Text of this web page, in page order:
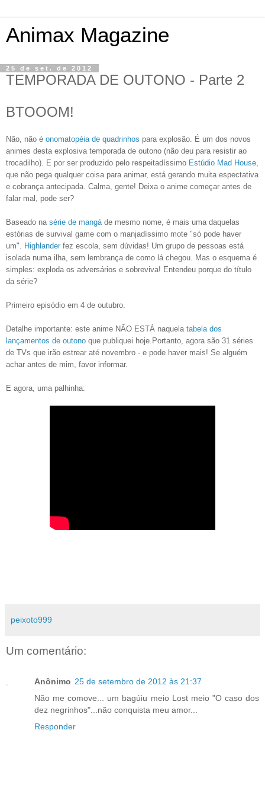
Animax Magazine
25 de set. de 2012
TEMPORADA DE OUTONO - Parte 2
BTOOOM!
Não, não é onomatopéia de quadrinhos para explosão . É um dos novos
animes desta explosiva temporada de outono (não deu para resistir ao
trocadilho). E por ser produzido pelo respeitadíssimo Estúdio Mad House
que não pega qualquer coisa para animar, está gerando muita espectativa
e cobrança antecipada. Calma, gente! Deixa o anime começar antes de
falar mal, pode ser?
Baseado na série de mangá de mesmo nome, é mais uma daquelas
estórias de survival game com o manjadíssimo mote "só pode haver
um".
Highlander fez escola, sem dúvidas! Um grupo de pessoas está
isolada numa ilha, sem lembrança de como lá chegou. Mas o esquema é
simples: exploda os adversários e sobreviva! Entendeu porque do título
da série?
Primeiro episódio em 4 de outubro.
Detalhe importante: este anime NÃO ESTÁ naquela tabela dos
lançamentos de outono que publiquei hoje.Portanto, agora são 31 séries
de TVs que irão estrear até novembro - e pode haver mais! Se alguém
achar antes de mim, favor informar.
E agora, uma palhinha:
peixoto999
Um comentário:
Anônimo 25 de setembro de 2012 às 21:37
Não me comove... um bagúiu meio Lost meio "O caso dos
dez negrinhos"...não conquista meu amor...
Responder